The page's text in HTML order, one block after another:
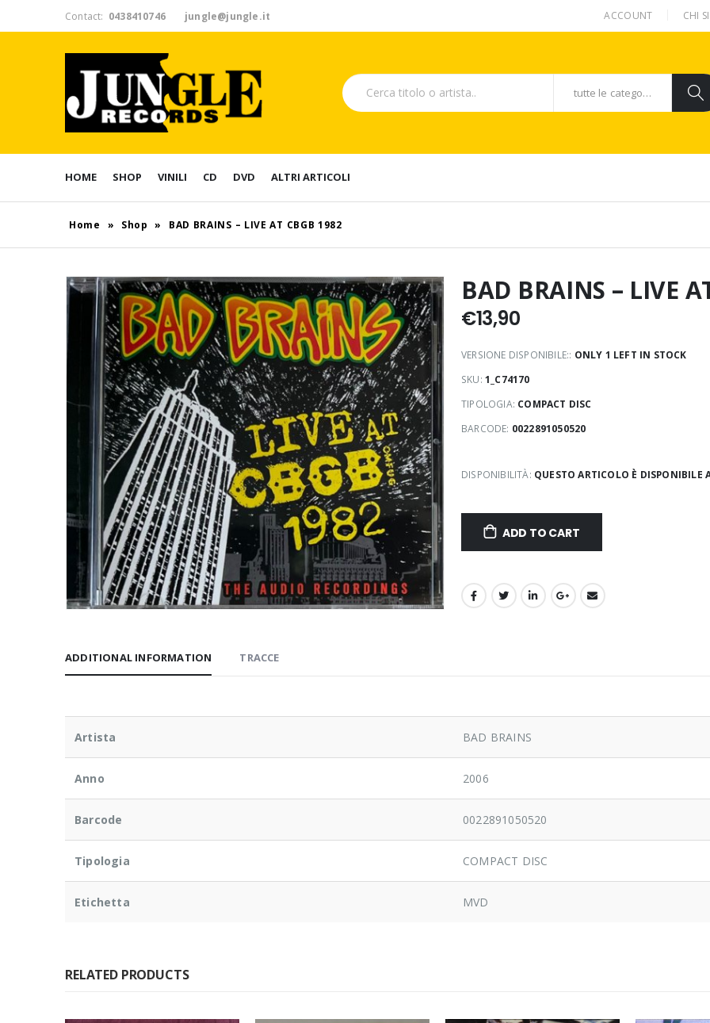
Contact: 0438410746 jungle@jungle.it ACCOUNT CHI
tutte le categorie
HOME SHOP VINILI CD DVD ALTRI ARTICOLI
Home » Shop » BAD BRAINS – LIVE AT CBGB 1982
BAD BRAINS – LIVE
€13,90
VERSIONE DISPONIBILE:: ONLY 1 LEFT IN STOCK
SKU: 1_C74170
TIPOLOGIA: COMPACT DISC
BARCODE: 0022891050520
DISPONIBILITÀ: QUESTO ARTICOLO È DISPONIBILE
ADD TO CART
ADDITIONAL INFORMATION TRACCE
Artista BAD BRAINS
Anno 2006
Barcode 0022891050520
Tipologia COMPACT DISC
Etichetta MVD
RELATED PRODUCTS